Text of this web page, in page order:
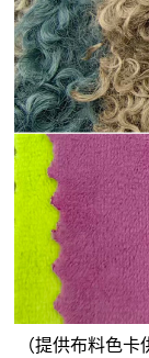
（提供布料色